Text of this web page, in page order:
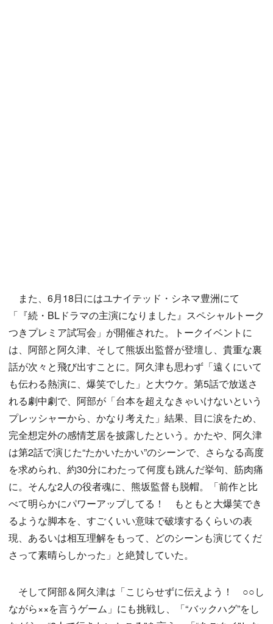
また、6月18日にはユナイテッド・シネマ豊洲にて
「『続・BLドラマの主演になりました』スペシャルトーク
つきプレミア試写会」が開催された。トークイベントに
は、阿部と阿久津、そして熊坂出監督が登壇し、貴重な裏
話が次々と飛び出すことに。阿久津も思わず「遠くにいて
も伝わる熱演に、爆笑でした」と大ウケ。第5話で放送さ
れる劇中劇で、阿部が「台本を超えなきゃいけないという
プレッシャーから、かなり考えた」結果、目に涙をため、
完全想定外の感情芝居を披露したという。かたや、阿久津
は第2話で演じた“たかいたかい”のシーンで、さらなる高度
を求められ、約30分にわたって何度も跳んだ挙句、筋肉痛
に。そんな2人の役者魂に、熊坂監督も脱帽。「前作と比
べて明らかにパワーアップしてる！ もともと大爆笑でき
るような脚本を、すごくいい意味で破壊するくらいの表
現、あるいは相互理解をもって、どのシーンも演じてくだ
さって素晴らしかった」と絶賛していた。
そして阿部＆阿久津は「こじらせずに伝えよう！ ○○し
ながら××を言うゲーム」にも挑戦し、「“バックハグ”をし